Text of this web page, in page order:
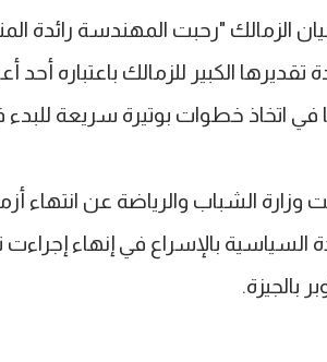
الزمالك "رحبت المهندسة رائدة
تقديرها الكبير للزمالك باعتباره
في اتخاذ خطوات بوتيرة سريعة للبدء
السياسية بالإسراع في إنهاء